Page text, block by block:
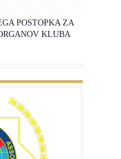
POSTOPKA ZA
KLUBA